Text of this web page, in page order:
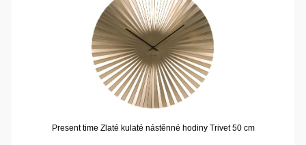
Present time Zlaté kulaté nástěnné hodiny Trivet 50 cm